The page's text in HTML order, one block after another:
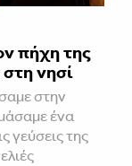
πήχη της
νησί
στην
ένα
γεύσεις της